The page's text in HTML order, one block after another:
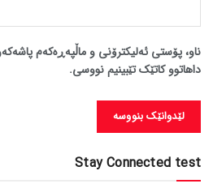
ناو، پۆستی ئەلیکترۆنی و ماڵپەڕەکەم
داهاتوو کاتێک تێبینیم نووسی.
Stay Connected test